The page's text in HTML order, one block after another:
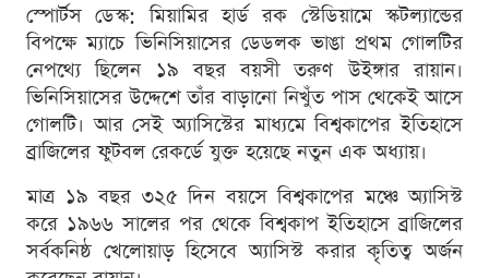
স্পোর্টস ডেস্ক: মিয়ামির হার্ড রক স্টেডিয়ামে স্কটল্যান্ডের
বিপক্ষে ম্যাচে ভিনিসিয়াসের ডেডলক ভাঙা প্রথম গোলটির
নেপথ্যে ছিলেন ১৯ বছর বয়সী তরুণ উইঙ্গার রায়ান।
ভিনিসিয়াসের উদ্দেশে তাঁর বাড়ানো নিখুঁত পাস থেকেই আসে
গোলটি। আর সেই অ্যাসিস্টের মাধ্যমে বিশ্বকাপের ইতিহাসে
ব্রাজিলের ফুটবল রেকর্ডে যুক্ত হয়েছে নতুন এক অধ্যায়।
মাত্র ১৯ বছর ৩২৫ দিন বয়সে বিশ্বকাপের মঞ্চে অ্যাসিস্ট
করে ১৯৬৬ সালের পর থেকে বিশ্বকাপ ইতিহাসে ব্রাজিলের
সর্বকনিষ্ঠ খেলোয়াড় হিসেবে অ্যাসিস্ট করার কৃতিত্ব অর্জন